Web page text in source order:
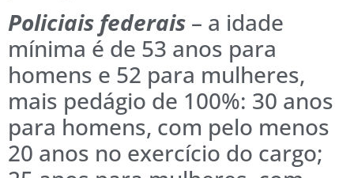
Policiais federais – a idade
mínima é de 53 anos para
homens e 52 para mulheres,
mais pedágio de 100%: 30 anos
para homens, com pelo menos
20 anos no exercício do cargo;